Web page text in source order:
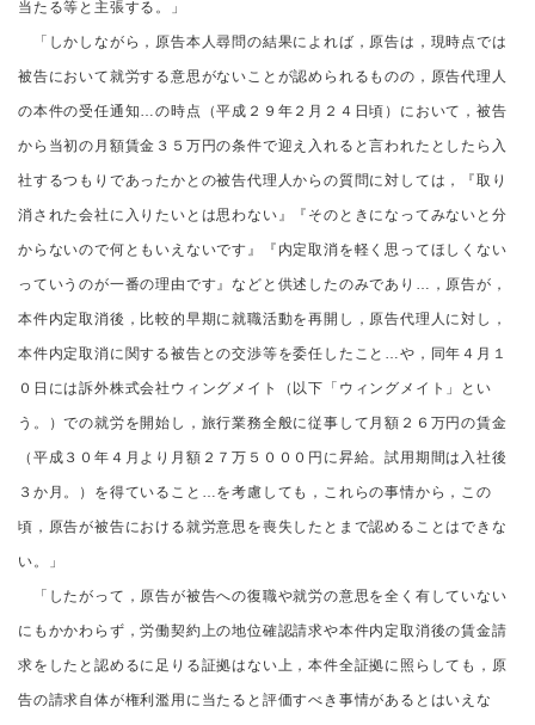
当たる等と主張する。」
「しかしながら，原告本人尋問の結果によれば，原告は，現時点では
被告において就労する意思がないことが認められるものの，原告代理人
の本件の受任通知…の時点（平成２９年２月２４日頃）において，被告
から当初の月額賃金３５万円の条件で迎え入れると言われたとしたら入
社するつもりであったかとの被告代理人からの質問に対しては，『取り
消された会社に入りたいとは思わない』『そのときになってみないと分
からないので何ともいえないです』『内定取消を軽く思ってほしくない
っていうのが一番の理由です』などと供述したのみであり…，原告が，
本件内定取消後，比較的早期に就職活動を再開し，原告代理人に対し，
本件内定取消に関する被告との交渉等を委任したこと…や，同年４月１
０日には訴外株式会社ウィングメイト（以下「ウィングメイト」とい
う。）での就労を開始し，旅行業務全般に従事して月額２６万円の賃金
（平成３０年４月より月額２７万５０００円に昇給。試用期間は入社後
３か月。）を得ていること…を考慮しても，これらの事情から，この
頃，原告が被告における就労意思を喪失したとまで認めることはできな
い。」
「したがって，原告が被告への復職や就労の意思を全く有していない
にもかかわらず，労働契約上の地位確認請求や本件内定取消後の賃金請
求をしたと認めるに足りる証拠はない上，本件全証拠に照らしても，原
告の請求自体が権利濫用に当たると評価すべき事情があるとはいえな